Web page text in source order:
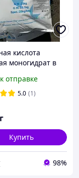
кислота
моногидрат в
отправке
5.0 (1)
Купить
98%